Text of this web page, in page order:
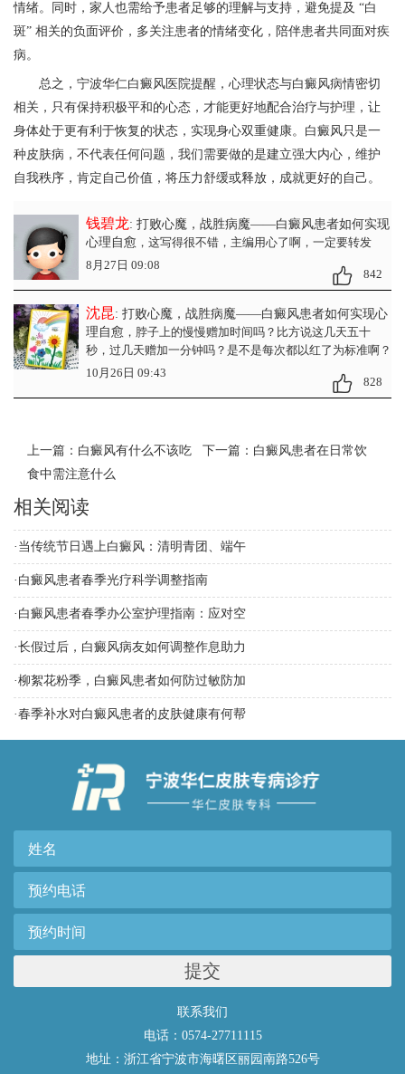
情绪。同时，家人也需给予患者足够的理解与支持，避免提及 “白
斑” 相关的负面评价，多关注患者的情绪变化，陪伴患者共同面对疾
病。
总之， 宁波华仁白癜风医院提醒，心理状态与白癜风病情密切
相关，只有保持积极平和的心态，才能更好地配合治疗与护理，让
身体处于更有利于恢复的状态，实现身心双重健康。白癜风只是一
种皮肤病，不代表任何问题，我们需要做的是建立强大内心，维护
自我秩序，肯定自己价值，将压力舒缓或释放，成就更好的自己。
钱碧龙: 打败心魔，战胜病魔——白癜风患者如何实现
心理自愈 ，这写得很不错，主编用心了啊，一定要转发
8月27日 09:08
842
沈昆: 打败心魔，战胜病魔——白癜风患者如何实现心
理自愈 ，脖子上的慢慢赠加时间吗？比方说这几天五十
秒，过几天赠加一分钟吗？是不是每次都以红了为标准啊？
10月26日 09:43
828
上一篇： 白癜风有什么不该吃 下一篇： 白癜风患者在日常饮
食中需注意什么
相关阅读
· 当传统节日遇上白癜风：清明青团、端午
· 白癜风患者春季光疗科学调整指南
· 白癜风患者春季办公室护理指南：应对空
·长假过后，白癜风病友如何调整作息助力
·柳絮花粉季，白癜风患者如何防过敏防加
·春季补水对白癜风患者的皮肤健康有何帮
提交
联系我们
电话：0574-27711115
地址：浙江省宁波市海曙区丽园南路526号